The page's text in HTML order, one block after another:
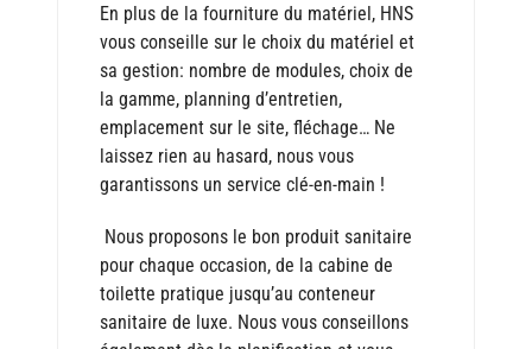
En plus de la fourniture du matériel, HNS
vous conseille sur le choix du matériel et
sa gestion: nombre de modules, choix de
la gamme, planning d’entretien,
emplacement sur le site, fléchage… Ne
laissez rien au hasard, nous vous
garantissons un service clé-en-main !
Nous proposons le bon produit sanitaire
pour chaque occasion, de la cabine de
toilette pratique jusqu’au conteneur
sanitaire de luxe. Nous vous conseillons